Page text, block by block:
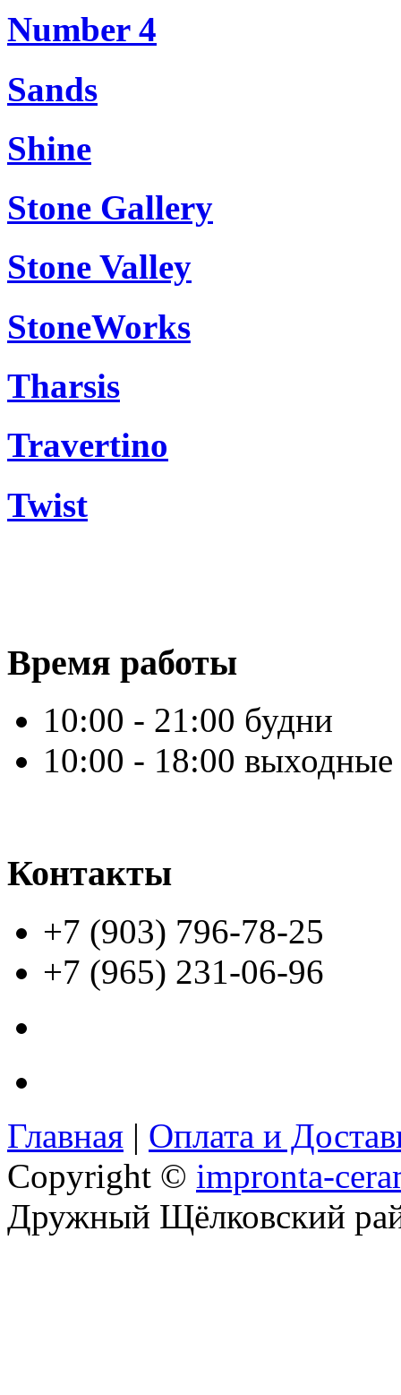
Number 4
Sands
Shine
Stone Gallery
Stone Valley
StoneWorks
Tharsis
Travertino
Twist
Время работы
10:00 - 21:00 будни
10:00 - 18:00 выходные
Контакты
+7 (903) 796-78-25
+7 (965) 231-06-96
Главная | Оплата и
Copyright © impronta-
Дружный Щёлковский